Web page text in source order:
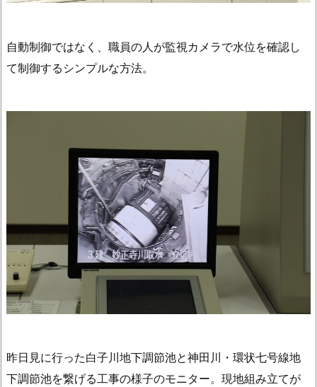
自動制御ではなく、職員の人が監視カメラで水位を確認し
て制御するシンプルな方法。
昨日見に行った白子川地下調節池と神田川・環状七号線地
下調節池を繋げる工事の様子のモニター。現地組み立てが